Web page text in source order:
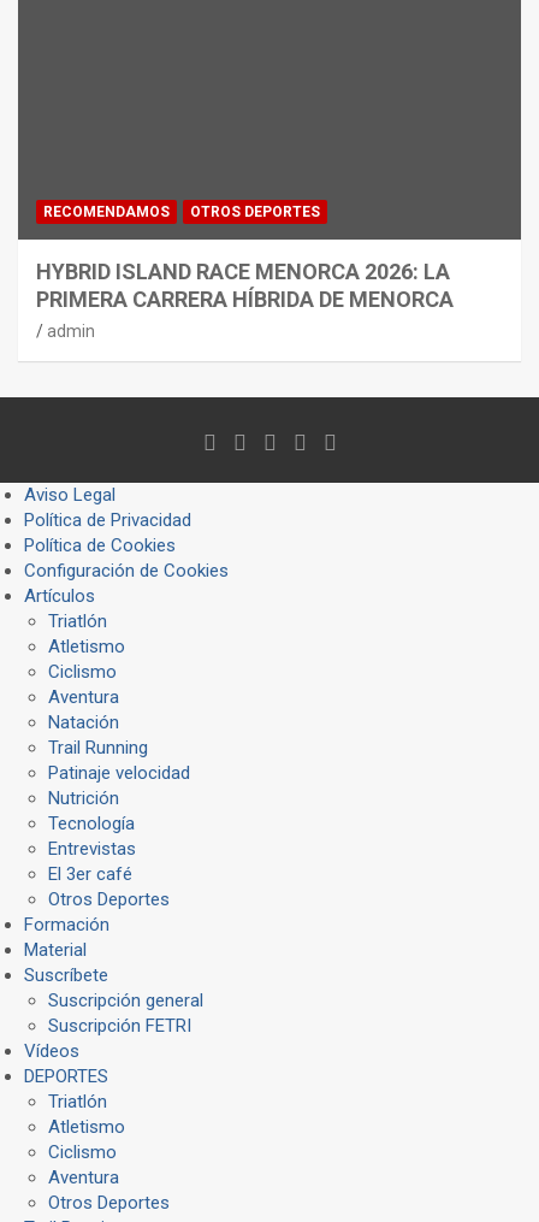
RECOMENDAMOS OTROS DEPORTES
HYBRID ISLAND RACE MENORCA 2026: LA
PRIMERA CARRERA HÍBRIDA DE MENORCA
admin
Aviso Legal
Política de Privacidad
Política de Cookies
Configuración de Cookies
Artículos
Triatlón
Atletismo
Ciclismo
Aventura
Natación
Trail Running
Patinaje velocidad
Nutrición
Tecnología
Entrevistas
El 3er café
Otros Deportes
Formación
Material
Suscríbete
Suscripción general
Suscripción FETRI
Vídeos
DEPORTES
Triatlón
Atletismo
Ciclismo
Aventura
Otros Deportes